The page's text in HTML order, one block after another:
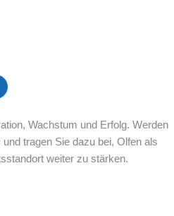
Wachstum und Erfolg. Werden
tragen Sie dazu bei, Olfen als
weiter zu stärken.